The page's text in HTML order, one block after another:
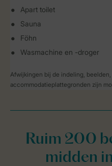
Apart toilet
Sauna
Föhn
Wasmachine en -droger
Afwijkingen bij de indeling,
accommodatieplattegronden zijn
Ruim 200
midden